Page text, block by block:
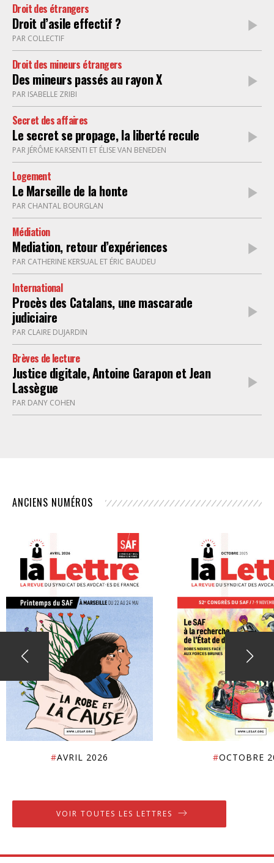
Droit des étrangers
Droit d’asile effectif ?
PAR COLLECTIF
Droit des mineurs étrangers
Des mineurs passés au rayon X
PAR ISABELLE ZRIBI
Secret des affaires
Le secret se propage, la liberté recule
PAR JÉRÔME KARSENTI ET ÉLISE VAN BENEDEN
Logement
Le Marseille de la honte
PAR CHANTAL BOURGLAN
Médiation
Mediation, retour d’expériences
PAR CATHERINE KERSUAL ET ÉRIC BAUDEU
International
Procès des Catalans, une mascarade
judiciaire
PAR CLAIRE DUJARDIN
Brèves de lecture
Justice digitale, Antoine Garapon et Jean
Lassègue
PAR DANY COHEN
ANCIENS NUMÉROS
#AVRIL 2026 #OCTOBRE
VOIR TOUTES LES LETTRES